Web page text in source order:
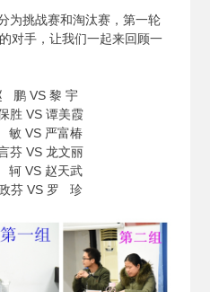
为挑战赛和淘汰赛，第一轮
对手，让我们一起来回顾一
鹏 VS 黎 宇
胜 VS 谭美霞
敏 VS 严富椿
芬 VS 龙文丽
轲 VS 赵天武
芬 VS 罗 珍